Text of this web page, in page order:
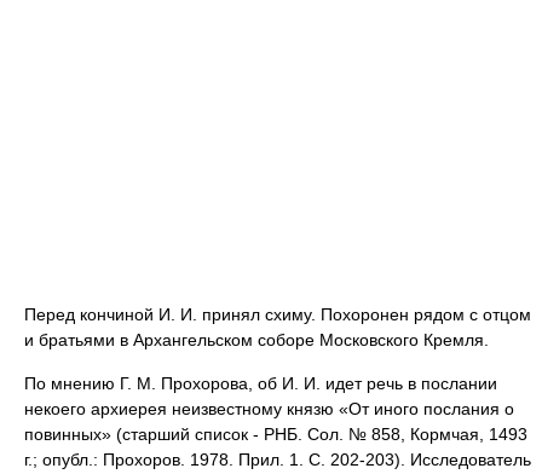
Перед кончиной И. И. принял схиму. Похоронен рядом с отцом
и братьями в Архангельском соборе Московского Кремля.
По мнению Г. М. Прохорова, об И. И. идет речь в послании
некоего архиерея неизвестному князю «От иного послания о
повинных» (старший список - РНБ. Сол. № 858, Кормчая, 1493
г.; опубл.: Прохоров. 1978. Прил. 1. С. 202-203). Исследователь